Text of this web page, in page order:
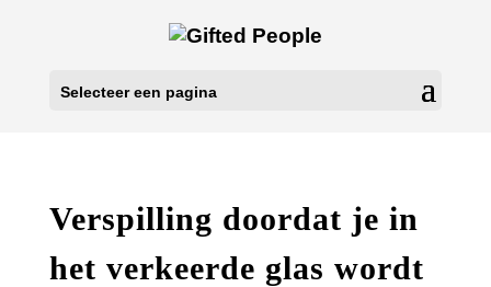
Selecteer een pagina
Verspilling doordat je in
het verkeerde glas wordt